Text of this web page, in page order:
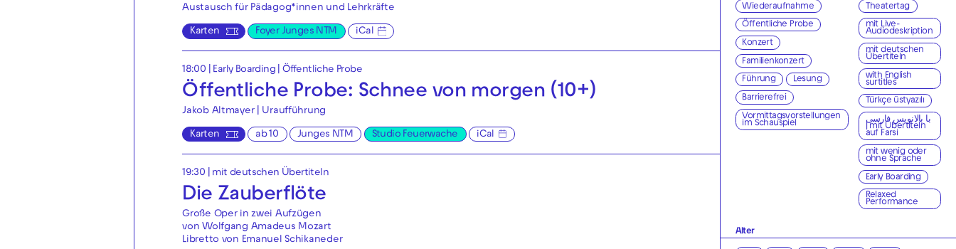
Austausch für Pädagog*innen und Lehrkräfte
Karten Foyer Junges NTM iCal
18:00 Early Boarding |Öffentliche Probe
Öffentliche Probe: Schnee von morgen (10+)
Jakob Altmayer | Uraufführung
Karten ab 10 Junges NTM Studio Feuerwache iCal
19:30 mit deutschen Übertiteln
Die Zauberflöte
Große Oper in zwei Aufzügen
von Wolfgang Amadeus Mozart
Libretto von Emanuel Schikaneder
Wiederaufnahme
Öffentliche Probe
Konzert
Familienkonzert
Führung Lesung
Barrierefrei
Vormittagsvorstellungen
im Schauspiel
Theatertag
mit Live-
Audiodeskription
mit deutschen
Übertiteln
with English
surtitles
Türkçe üstyazılı
با بالانویس فارسی
| mit Übertiteln
auf Farsi
mit wenig oder
ohne Sprache
Early Boarding
Relaxed
Performance
Alter